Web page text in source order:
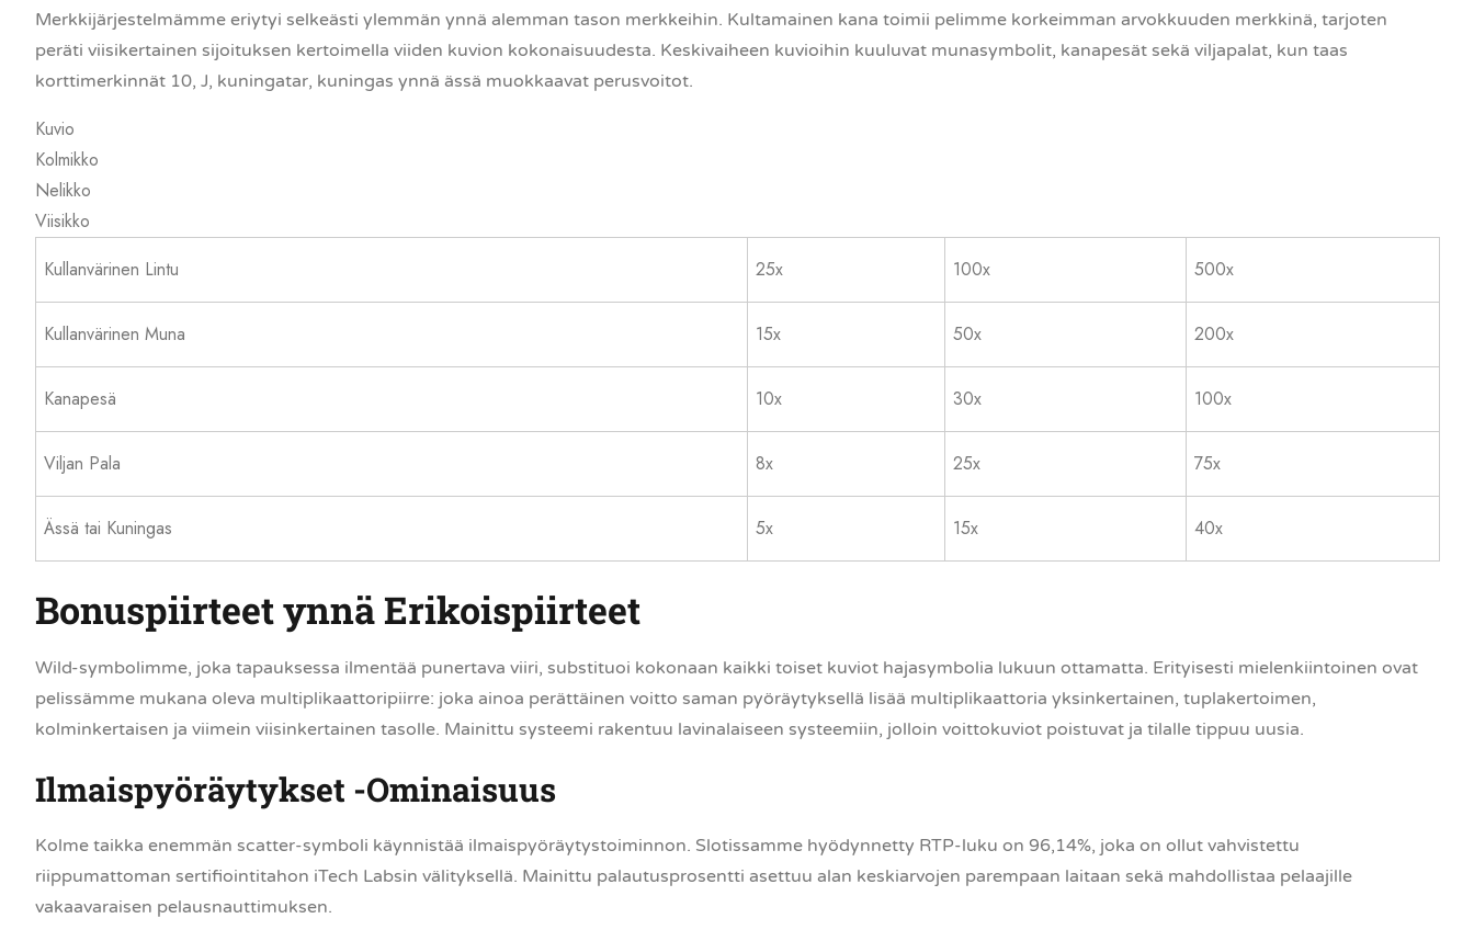
Merkkijärjestelmämme eriytyi selkeästi ylemmän ynnä alemman tason merkkeihin. Kultamainen kana toimii pelimme korkeimman arvokkuuden merkkinä, tarjoten
peräti viisikertainen sijoituksen kertoimella viiden kuvion kokonaisuudesta. Keskivaiheen kuvioihin kuuluvat munasymbolit, kanapesät sekä viljapalat, kun taas
korttimerkinnät 10, J, kuningatar, kuningas ynnä ässä muokkaavat perusvoitot.
Kuvio
Kolmikko
Nelikko
Viisikko
Kullanvärinen Lintu
25x 100x 500x
Kullanvärinen Muna 15x 50x 200x
Kanapesä 10x 30x 100x
Viljan Pala 8x 25x 75x
Ässä tai Kuningas 5x 15x 40x
Bonuspiirteet ynnä Erikoispiirteet
Wild-symbolimme, joka tapauksessa ilmentää punertava viiri, substituoi kokonaan kaikki toiset kuviot hajasymbolia lukuun ottamatta. Erityisesti mielenkiintoinen ovat
pelissämme mukana oleva multiplikaattoripiirre: joka ainoa perättäinen voitto saman pyöräytyksellä lisää multiplikaattoria yksinkertainen, tuplakertoimen,
kolminkertaisen ja viimein viisinkertainen tasolle. Mainittu systeemi rakentuu lavinalaiseen systeemiin, jolloin voittokuviot poistuvat ja tilalle tippuu uusia.
Ilmaispyöräytykset -Ominaisuus
Kolme taikka enemmän scatter-symboli käynnistää ilmaispyöräytystoiminnon. Slotissamme hyödynnetty RTP-luku on 96,14%, joka on ollut vahvistettu
riippumattoman sertifiointitahon iTech Labsin välityksellä. Mainittu palautusprosentti asettuu alan keskiarvojen parempaan laitaan sekä mahdollistaa pelaajille
vakaavaraisen pelausnauttimuksen.